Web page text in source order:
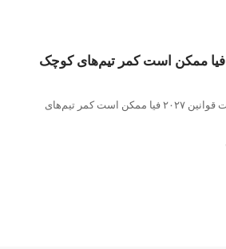
تغییرات قوانین ۲۰۲۷ فیا ممکن است کمر تیم‌های کوچک
هشدار نائومی شیف: تغییرات قوانین ۲۰۲۷ فیا ممکن است کمر تیم‌های